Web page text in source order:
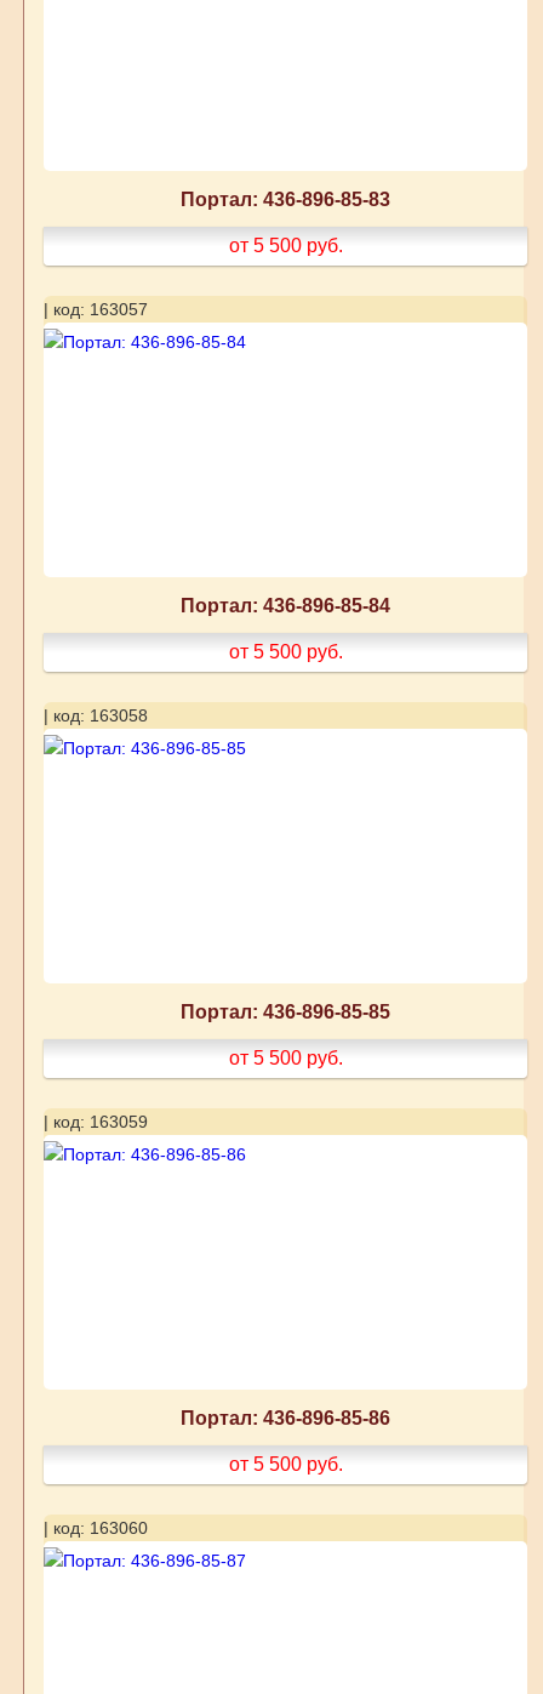
Портал: 436-896-85-83
от 5 500 руб.
| код: 163057
Портал: 436-896-85-84
от 5 500 руб.
| код: 163058
Портал: 436-896-85-85
от 5 500 руб.
| код: 163059
Портал: 436-896-85-86
от 5 500 руб.
| код: 163060